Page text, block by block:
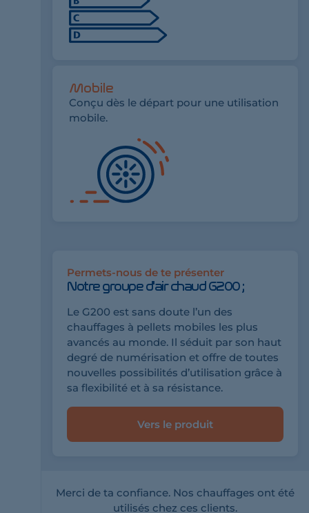
Mobile
Conçu dès le départ pour une utilisation
mobile.
Permets-nous de te présenter
Notre groupe d'air chaud G200 ;
Le G200 est sans doute l’un des
chauffages à pellets mobiles les plus
avancés au monde. Il séduit par son haut
degré de numérisation et offre de toutes
nouvelles possibilités d’utilisation grâce à
sa flexibilité et à sa résistance.
Vers le produit
Merci de ta confiance. Nos chauffages ont été
utilisés chez ces clients.